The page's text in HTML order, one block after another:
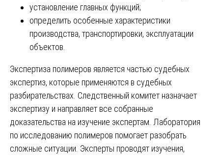
установление главных функций;
определить особенные характеристики
производства, транспортировки, эксплуатации
объектов.
Экспертиза полимеров является частью судебных
экспертиз, которые применяются в судебных
разбирательствах. Следственный комитет назначает
экспертизу и направляет все собранные
доказательства на изучение экспертам. Лаборатория
по исследованию полимеров помогает разобрать
сложные ситуации. Эксперты проводят изучения,